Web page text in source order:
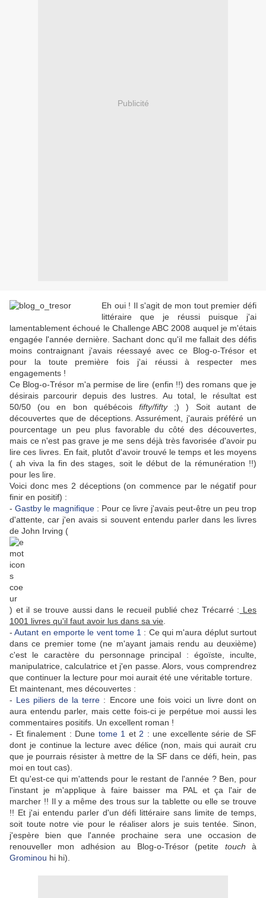
Publicité
Eh oui ! Il s'agit de mon tout premier défi
littéraire que je réussi puisque j'ai
lamentablement échoué le Challenge ABC 2008 auquel je m'étais
engagée l'année dernière. Sachant donc qu'il me fallait des défis
moins contraignant j'avais réessayé avec ce Blog-o-Trésor et
pour la toute première fois j'ai réussi à respecter mes
engagements !
Ce Blog-o-Trésor m'a permise de lire (enfin !!) des romans que je
désirais parcourir depuis des lustres. Au total, le résultat est
50/50 (ou en bon québécois fifty/fifty;) ) Soit autant de
découvertes que de déceptions. Assurément, j'aurais préféré un
pourcentage un peu plus favorable du côté des découvertes,
mais ce n'est pas grave je me sens déjà très favorisée d'avoir pu
lire ces livres. En fait, plutôt d'avoir trouvé le temps et les moyens
( ah viva la fin des stages, soit le début de la rémunération !!)
pour les lire.
Voici donc mes 2 déceptions (on commence par le négatif pour
finir en positif) :
- Gastby le magnifique : Pour ce livre j'avais peut-être un peu trop
d'attente, car j'en avais si souvent entendu parler dans les livres
de John Irving (
) et il se trouve aussi dans le recueil publié chez Trécarré : Les
1001 livres qu'il faut avoir lus dans sa vie
-Autant en emporte le vent tome 1 : Ce qui m'aura déplut surtout
dans ce premier tome (ne m'ayant jamais rendu au deuxième)
c'est le caractère du personnage principal : égoïste, inculte,
manipulatrice, calculatrice et j'en passe. Alors, vous comprendrez
que continuer la lecture pour moi aurait été une véritable torture.
Et maintenant, mes découvertes :
- Les piliers de la terre : Encore une fois voici un livre dont on
aura entendu parler, mais cette fois-ci je perpétue moi aussi les
commentaires positifs. Un excellent roman !
- Et finalement : Dune tome 1 et 2 : une excellente série de SF
dont je continue la lecture avec délice (non, mais qui aurait cru
que je pourrais résister à mettre de la SF dans ce défi, hein, pas
moi en tout cas).
Et qu'est-ce qui m'attends pour le restant de l'année ? Ben, pour
l'instant je m'applique à faire baisser ma PAL et ça l'air de
marcher !! Il y a même des trous sur la tablette ou elle se trouve
!! Et j'ai entendu parler d'un défi littéraire sans limite de temps,
soit toute notre vie pour le réaliser alors je suis tentée. Sinon,
j'espère bien que l'année prochaine sera une occasion de
renouveller mon adhésion au Blog-o-Trésor (petite touch à
Grominou hi hi).